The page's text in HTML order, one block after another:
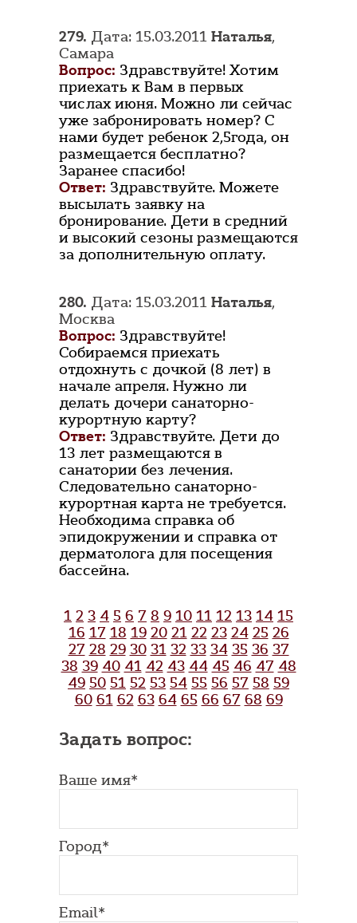
279. Дата: 15.03.2011 Наталья,
Самара
Вопрос: Здравствуйте! Хотим
приехать к Вам в первых
числах июня. Можно ли сейчас
уже забронировать номер? С
нами будет ребенок 2,5года, он
размещается бесплатно?
Заранее спасибо!
Ответ: Здравствуйте. Можете
высылать заявку на
бронирование. Дети в средний
и высокий сезоны размещаются
за дополнительную оплату.
280. Дата: 15.03.2011 Наталья,
Москва
Вопрос: Здравствуйте!
Собираемся приехать
отдохнуть с дочкой (8 лет) в
начале апреля. Нужно ли
делать дочери санаторно-
курортную карту?
Ответ: Здравствуйте. Дети до
13 лет размещаются в
санатории без лечения.
Следовательно санаторно-
курортная карта не требуется.
Необходима справка об
эпидокружении и справка от
дерматолога для посещения
бассейна.
1 2 3 4 5 6 7 8 9 10 11 12 13 14 15
16 17 18 19 20 21 22 23 24 25 26
27 28 29 30 31 32 33 34 35 36 37
38 39 40 41 42 43 44 45 46 47 48
49 50 51 52 53 54 55 56 57 58 59
60 61 62 63 64 65 66 67 68 69
Задать вопрос:
Ваше имя*
Город*
Email*